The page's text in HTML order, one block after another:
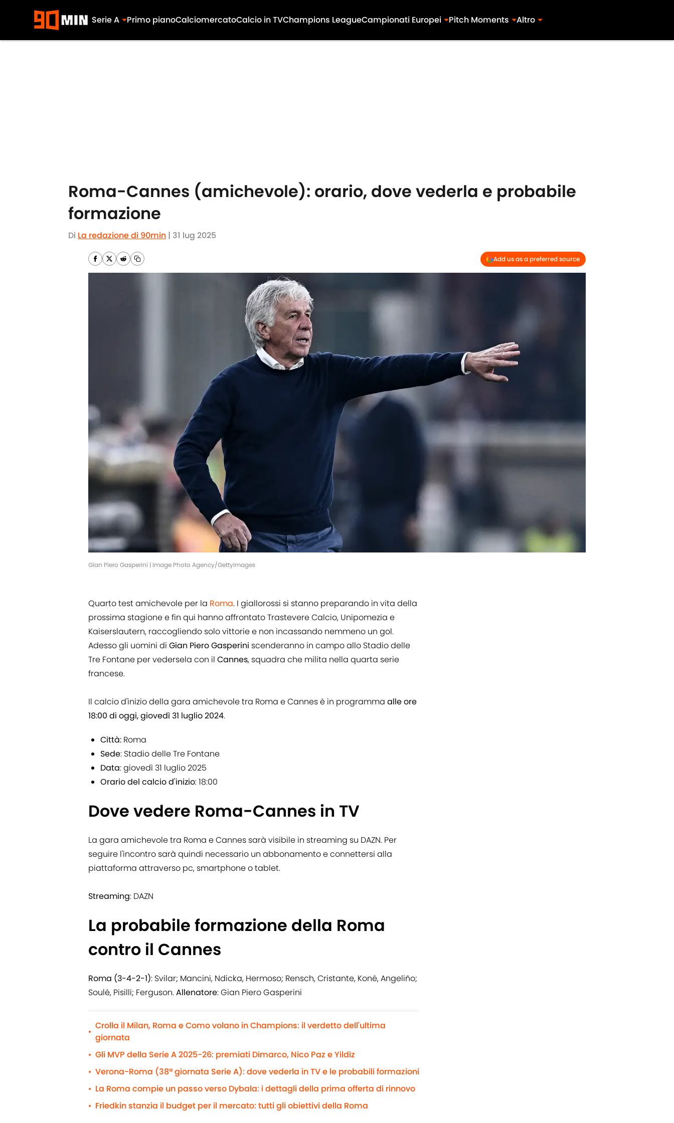
Serie A Primo pianoCalciomercatoCalcio in TVChampions LeagueCampionati Europei Pitch Moments Altro
Roma-Cannes (amichevole): orario, dove vederla e probabile
formazione
Di La redazione di 90min | 31 lug 2025
Add us as a preferred source
Gian Piero Gasperini | Image Photo Agency/GettyImages
Quarto test amichevole per la Roma. I giallorossi si stanno preparando in vita della
prossima stagione e fin qui hanno affrontato Trastevere Calcio, Unipomezia e
Kaiserslautern, raccogliendo solo vittorie e non incassando nemmeno un gol.
Adesso gli uomini di Gian Piero Gasperini scenderanno in campo allo Stadio delle
Tre Fontane per vedersela con il Cannes, squadra che milita nella quarta serie
francese.
Il calcio d'inizio della gara amichevole tra Roma e Cannes è in programma alle ore
18:00 di oggi, giovedì 31 luglio 2024.
Città: Roma
Sede: Stadio delle Tre Fontane
Data: giovedì 31 luglio 2025
Orario del calcio d'inizio: 18:00
Dove vedere Roma-Cannes in TV
La gara amichevole tra Roma e Cannes sarà visibile in streaming su DAZN. Per
seguire l'incontro sarà quindi necessario un abbonamento e connettersi alla
piattaforma attraverso pc, smartphone o tablet.
Streaming: DAZN
La probabile formazione della Roma
contro il Cannes
Roma (3-4-2-1): Svilar; Mancini, Ndicka, Hermoso; Rensch, Cristante, Koné, Angeliño;
Soulé, Pisilli; Ferguson.Allenatore: Gian Piero Gasperini
•
Crolla il Milan, Roma e Como volano in Champions: il verdetto dell'ultima
giornata
• Gli MVP della Serie A 2025-26: premiati Dimarco, Nico Paz e Yildiz
• Verona-Roma (38ª giornata Serie A): dove vederla in TV e le probabili formazioni
• La Roma compie un passo verso Dybala: i dettagli della prima offerta di rinnovo
• Friedkin stanzia il budget per il mercato: tutti gli obiettivi della Roma